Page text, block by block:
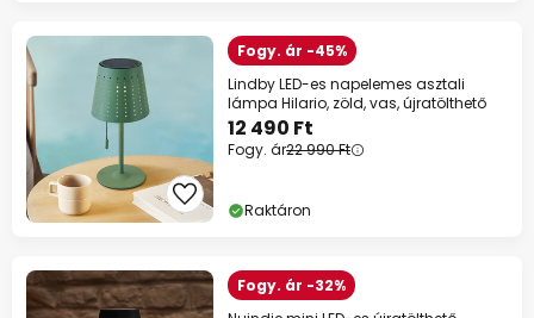
Fogy. ár -45%
Lindby LED-es napelemes asztali
lámpa Hilario, zöld, vas, újratölthető
12 490 Ft
Fogy. ár22 990 Ft
Raktáron
Fogy. ár -32%